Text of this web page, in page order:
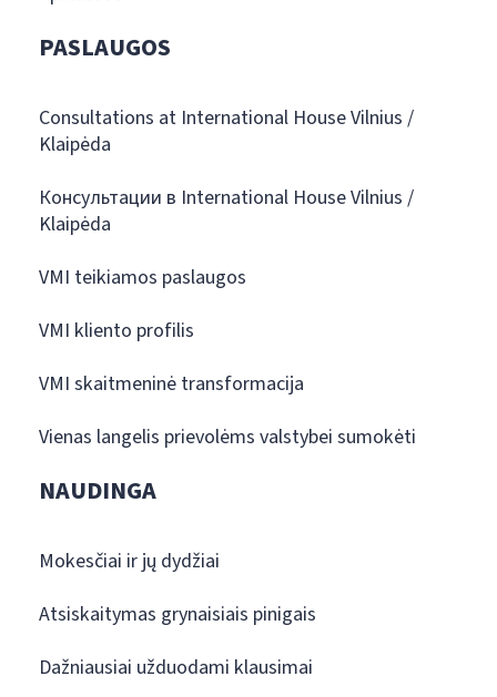
PASLAUGOS
Consultations at International House Vilnius /
Klaipėda
Консультации в International House Vilnius /
Klaipėda
VMI teikiamos paslaugos
VMI kliento profilis
VMI skaitmeninė transformacija
Vienas langelis prievolėms valstybei sumokėti
NAUDINGA
Mokesčiai ir jų dydžiai
Atsiskaitymas grynaisiais pinigais
Dažniausiai užduodami klausimai